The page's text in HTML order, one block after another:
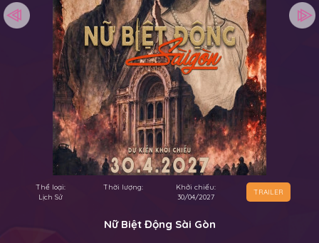
Thể loại:
Lịch Sử
Thời lượng:
Khởi chiếu:
30/04/2027
TRAILER
Nữ Biệt Động Sài Gòn